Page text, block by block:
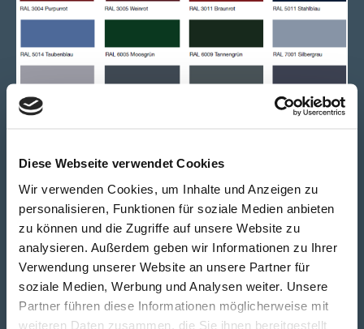
Diese Webseite verwendet Cookies
Wir verwenden Cookies, um Inhalte und Anzeigen zu
personalisieren, Funktionen für soziale Medien anbieten
zu können und die Zugriffe auf unsere Website zu
analysieren. Außerdem geben wir Informationen zu Ihrer
Verwendung unserer Website an unsere Partner für
soziale Medien, Werbung und Analysen weiter. Unsere
Partner führen diese Informationen möglicherweise mit
weiteren Daten zusammen, die Sie ihnen bereitgestellt